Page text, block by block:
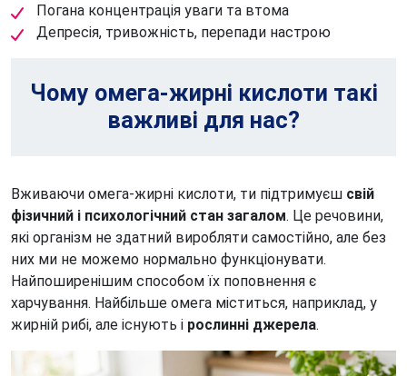
Погана концентрація уваги та втома
Депресія, тривожність, перепади настрою
Чому омега-жирні кислоти такі
важливі для нас?
Вживаючи омега-жирні кислоти, ти підтримуєш свій
фізичний і психологічний стан загалом. Це речовини,
які організм не здатний виробляти самостійно, але без
них ми не можемо нормально функціонувати.
Найпоширенішим способом їх поповнення є
харчування. Найбільше омега міститься, наприклад, у
жирній рибі, але існують і рослинні джерела.